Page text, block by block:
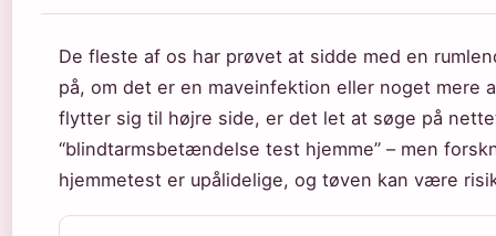
De fleste af os har prøvet at sidde med en
på, om det er en maveinfektion eller noget mere
flytter sig til højre side, er det let at søge på
“blindtarmsbetændelse test hjemme” – men
hjemmetest er upålidelige, og tøven kan være